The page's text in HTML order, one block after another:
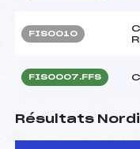
FIS0010
FIS0007.FFS
Résultats